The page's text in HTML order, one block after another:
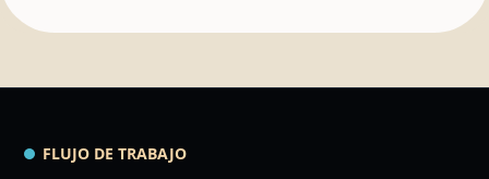
FLUJO DE TRABAJO